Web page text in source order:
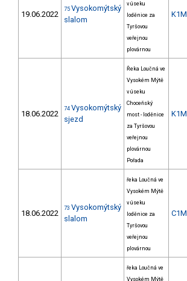
19.06.2022
75 Vysokomýtský
slalom
v úseku
loděnice za
Tyršovou
veřejnou
plovárnou
K1M
18.06.2022
74 Vysokomýtský
sjezd
Řeka Loučná ve
Vysokém Mýtě
v úseku
Choceňský
most - loděnice
za Tyršovou
veřejnou
plovárnou
Pořada
K1M
18.06.2022
73 Vysokomýtský
slalom
řeka Loučná ve
Vysokém Mýtě
v úseku
loděnice za
Tyršovou
veřejnou
plovárnou
C1M
řeka Loučná ve
Vysokém Mýtě